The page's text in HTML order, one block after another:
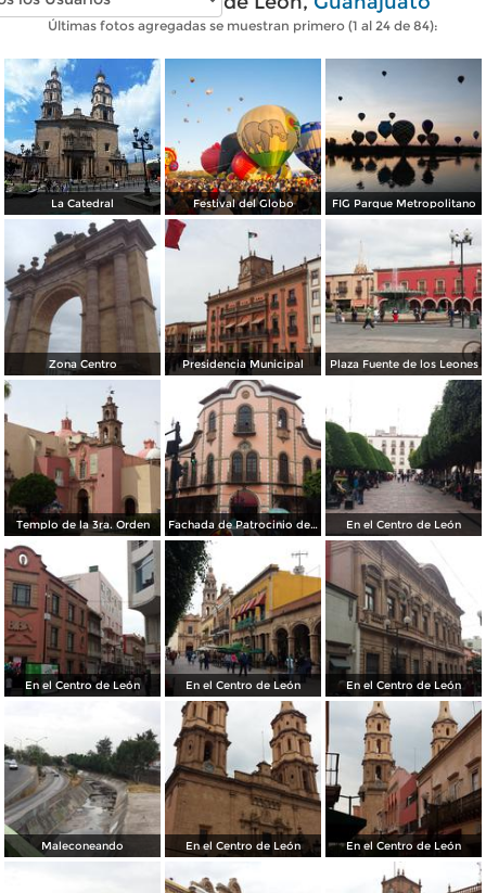
Últimas fotos agregadas se muestran primero (1 al 24 de 84):
La Catedral Festival del Globo FIG Parque Metropolitano
Zona Centro Presidencia Municipal Plaza Fuente de los Leones
Templo de la 3ra. Orden Fachada de Patrocinio de María En el Centro de León
En el Centro de León En el Centro de León En el Centro de León
Maleconeando En el Centro de León En el Centro de León